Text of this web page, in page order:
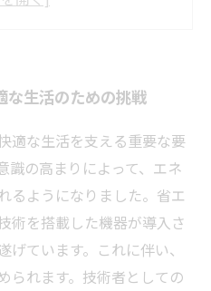
全貌と今後の展望
な生活のための挑戦
適な生活を支える重要な要
識の高まりによって、エネ
るようになりました。省エ
術を搭載した機器が導入さ
ています。これに伴い、
られます。技術者としての